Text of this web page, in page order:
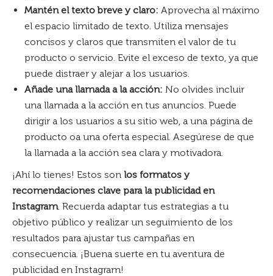
Mantén el texto breve y claro: Aprovecha al máximo
el espacio limitado de texto. Utiliza mensajes
concisos y claros que transmiten el valor de tu
producto o servicio. Evite el exceso de texto, ya que
puede distraer y alejar a los usuarios.
Añade una llamada a la acción: No olvides incluir
una llamada a la acción en tus anuncios. Puede
dirigir a los usuarios a su sitio web, a una página de
producto oa una oferta especial. Asegúrese de que
la llamada a la acción sea clara y motivadora.
¡Ahí lo tienes! Estos son los formatos y
recomendaciones clave para la publicidad en
Instagram. Recuerda adaptar tus estrategias a tu
objetivo público y realizar un seguimiento de los
resultados para ajustar tus campañas en
consecuencia. ¡Buena suerte en tu aventura de
publicidad en Instagram!